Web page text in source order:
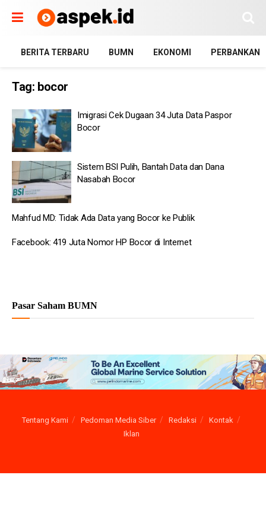
BERITA TERBARU BUMN EKONOMI PERBANKAN
Tag: bocor
Imigrasi Cek Dugaan 34 Juta Data Paspor
Bocor
Sistem BSI Pulih, Bantah Data dan Dana
Nasabah Bocor
Mahfud MD: Tidak Ada Data yang Bocor ke Publik
Facebook: 419 Juta Nomor HP Bocor di Internet
Pasar Saham BUMN
Tentang Kami Pedoman Media Siber Redaksi
Kontak
Iklan